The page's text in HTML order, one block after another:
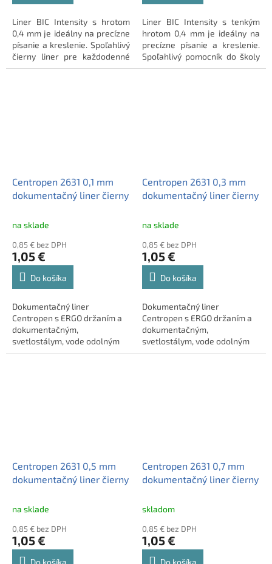
Liner BIC Intensity s hrotom
0,4 mm je ideálny na precízne
písanie a kreslenie. Spoľahlivý
čierny liner pre každodenné
školské či kancelárske úlohy.
Liner BIC Intensity s tenkým
hrotom 0,4 mm je ideálny na
precízne písanie a kreslenie.
Spoľahlivý pomocník do školy
aj kancelárie.
Centropen 2631 0,1 mm
dokumentačný liner čierny
na sklade
0,85 € bez DPH
1,05 €
Do košíka
Dokumentačný liner
Centropen s ERGO držaním a
dokumentačným,
svetlostálym, vode odolným
atramentom.
Centropen 2631 0,3 mm
dokumentačný liner čierny
na sklade
0,85 € bez DPH
1,05 €
Do košíka
Dokumentačný liner
Centropen s ERGO držaním a
dokumentačným,
svetlostálym, vode odolným
atramentom.
Centropen 2631 0,5 mm
dokumentačný liner čierny
na sklade
0,85 € bez DPH
1,05 €
Centropen 2631 0,7 mm
dokumentačný liner čierny
skladom
0,85 € bez DPH
1,05 €